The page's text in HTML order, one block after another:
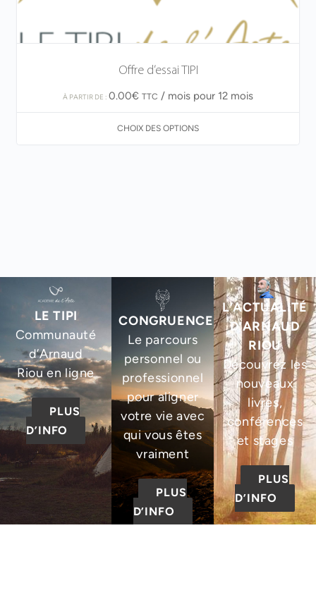
Offre d’essai TIPI
À PARTIR DE : 0.00€ TTC / mois pour 12 mois
CHOIX DES OPTIONS
LE TIPI
Communauté
d’Arnaud
Riou en ligne
PLUS
D’INFO
CONGRUENCE
Le parcours
personnel ou
professionnel
pour aligner
votre vie avec
qui vous êtes
vraiment
PLUS
D’INFO
L’ACTUALITÉ
D’ARNAUD
RIOU
Découvrez les
nouveaux
livres,
conférences
et stages
PLUS
D’INFO